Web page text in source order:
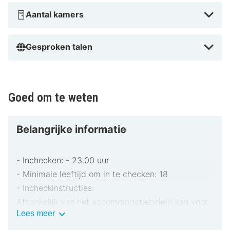
Barbarakerk en Maasmechelen Village Outlet. Dit hotel
Energetic Wellness.
Aantal kamers
Gesproken talen
Goed om te weten
Belangrijke informatie
- Inchecken: - 23.00 uur
- Minimale leeftijd om in te checken: 18
- Incheckinstructies:
Afhankelijk van het accommodatiebeleid kan voor
extra personen een toeslag in rekening worden
Lees meerBelangrijke